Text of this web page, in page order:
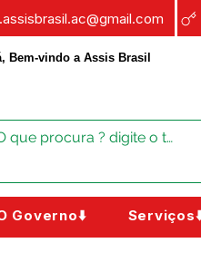
Bem-vindo a Assis Brasil
Governo⬇️